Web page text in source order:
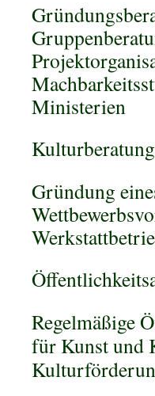
Ministerien
Kulturberatung
Gründung
Regelmäßige
für Kunst und